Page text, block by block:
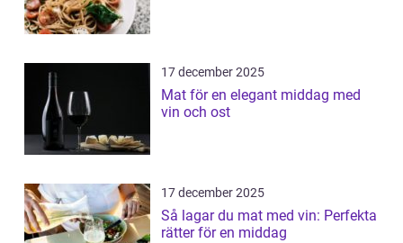
17 december 2025
Mat för en elegant middag med
vin och ost
17 december 2025
Så lagar du mat med vin: Perfekta
rätter för en middag